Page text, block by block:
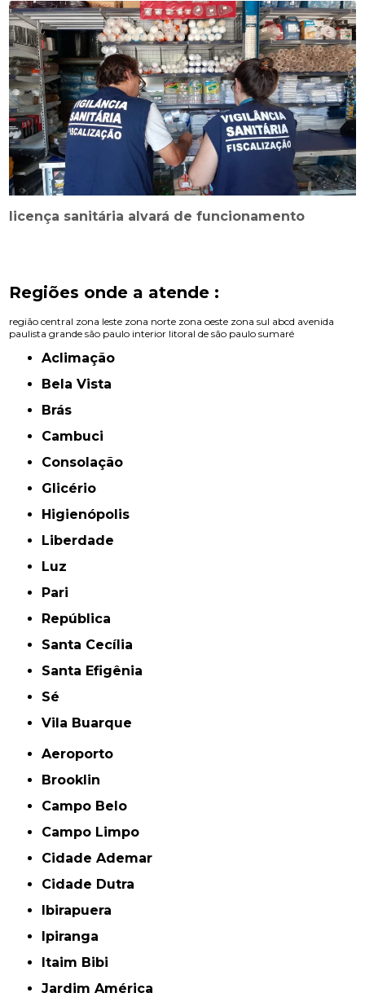
licença sanitária alvará de funcionamento
Regiões onde a atende :
região central zona leste zona norte zona oeste zona sul abcd avenida
paulista grande são paulo interior litoral de são paulo sumaré
Aclimação
Bela Vista
Brás
Cambuci
Consolação
Glicério
Higienópolis
Liberdade
Luz
Pari
República
Santa Cecília
Santa Efigênia
Sé
Vila Buarque
Aeroporto
Brooklin
Campo Belo
Campo Limpo
Cidade Ademar
Cidade Dutra
Ibirapuera
Ipiranga
Itaim Bibi
Jardim América